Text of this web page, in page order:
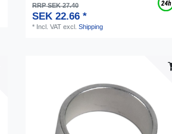
RRP SEK 27.40
SEK 22.66 *
* Incl. VAT excl.Shipping